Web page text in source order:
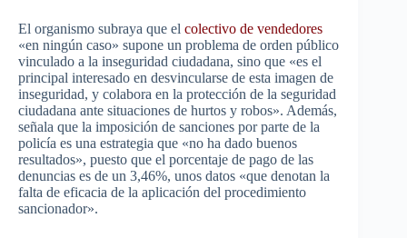
El organismo subraya que el colectivo de vendedores
«en ningún caso» supone un problema de orden público
vinculado a la inseguridad ciudadana, sino que «es el
principal interesado en desvincularse de esta imagen de
inseguridad, y colabora en la protección de la seguridad
ciudadana ante situaciones de hurtos y robos». Además,
señala que la imposición de sanciones por parte de la
policía es una estrategia que «no ha dado buenos
resultados», puesto que el porcentaje de pago de las
denuncias es de un 3,46%, unos datos «que denotan la
falta de eficacia de la aplicación del procedimiento
sancionador».